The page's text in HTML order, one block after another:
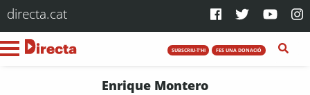
directa.cat
SUBSCRIU-T'HI FES UNA DONACIÓ
Enrique Montero